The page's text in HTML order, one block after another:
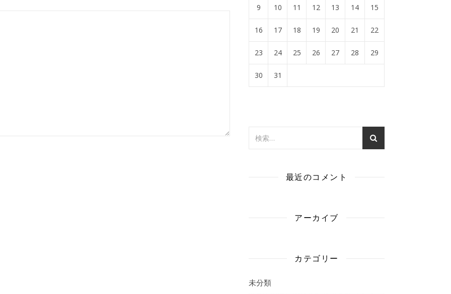
9 10 11 12 13 14 15
16 17 18 19 20 21 22
23 24 25 26 27 28 29
30 31
最近のコメント
アーカイブ
カテゴリー
未分類